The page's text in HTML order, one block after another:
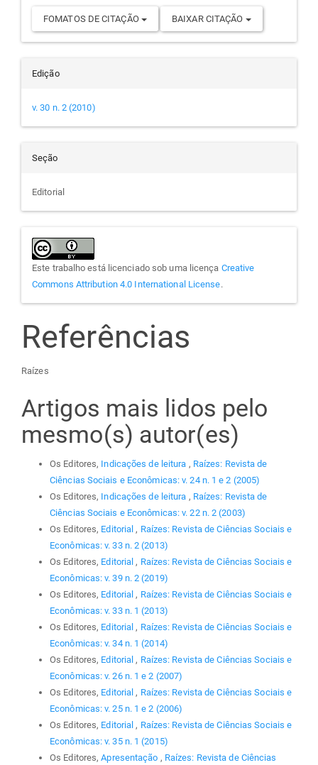
FOMATOS DE CITAÇÃO BAIXAR CITAÇÃO
Edição
v. 30 n. 2 (2010)
Seção
Editorial
Este trabalho está licenciado sob uma licença Creative
Commons Attribution 4.0 International License.
Referências
Raízes
Artigos mais lidos pelo
mesmo(s) autor(es)
Os Editores, Indicações de leitura , Raízes: Revista de
Ciências Sociais e Econômicas: v. 24 n. 1 e 2 (2005)
Os Editores, Indicações de leitura , Raízes: Revista de
Ciências Sociais e Econômicas: v. 22 n. 2 (2003)
Os Editores, Editorial, Raízes: Revista de Ciências Sociais e
Econômicas: v. 33 n. 2 (2013)
Os Editores, Editorial, Raízes: Revista de Ciências Sociais e
Econômicas: v. 39 n. 2 (2019)
Os Editores, Editorial, Raízes: Revista de Ciências Sociais e
Econômicas: v. 33 n. 1 (2013)
Os Editores, Editorial, Raízes: Revista de Ciências Sociais e
Econômicas: v. 34 n. 1 (2014)
Os Editores, Editorial, Raízes: Revista de Ciências Sociais e
Econômicas: v. 26 n. 1 e 2 (2007)
Os Editores, Editorial, Raízes: Revista de Ciências Sociais e
Econômicas: v. 25 n. 1 e 2 (2006)
Os Editores, Editorial, Raízes: Revista de Ciências Sociais e
Econômicas: v. 35 n. 1 (2015)
Os Editores,Apresentação , Raízes: Revista de Ciências